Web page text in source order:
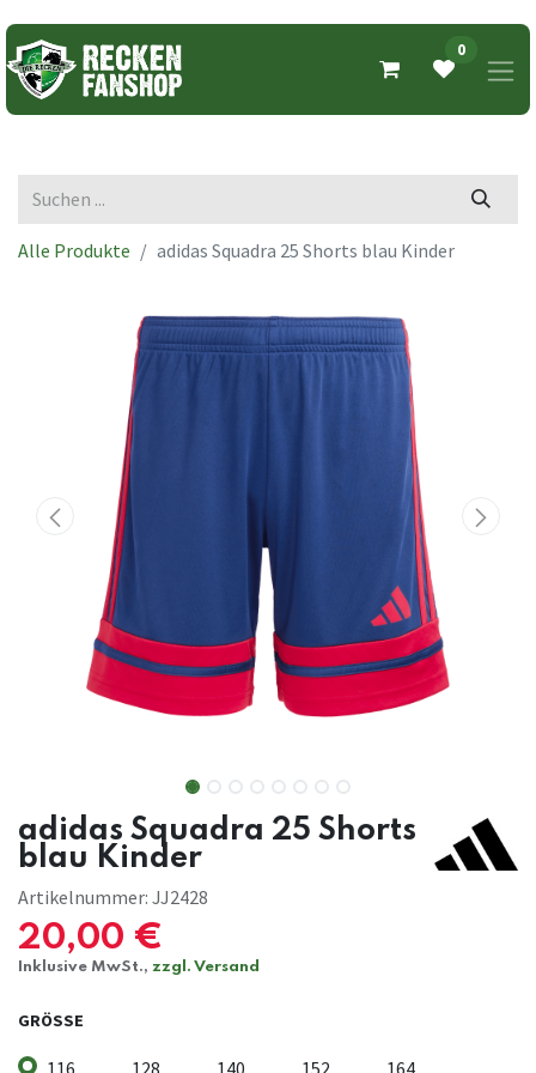
0
Alle Produkte adidas Squadra 25 Shorts blau Kinder
adidas Squadra 25 Shorts
blau Kinder
Artikelnummer: JJ2428
20,00 €
Inklusive MwSt., zzgl. Versand
GRÖSSE
116 128 140 152 164